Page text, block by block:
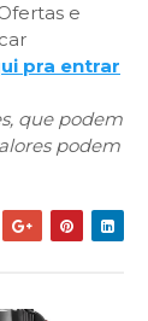
e
pra entrar
que podem
podem